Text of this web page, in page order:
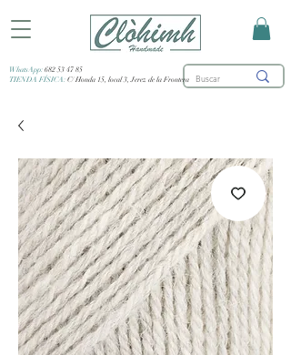
WhatsApp: 682 53 47 85
TIENDA FÍSICA: C/ Honda 15, local 3, Jerez de la Frontera